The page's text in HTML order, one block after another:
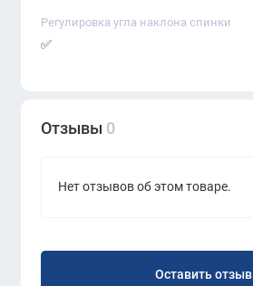
Регулировка угла наклона спинки
✅
Отзывы 0
Нет отзывов об этом товаре.
Оставить отзыв